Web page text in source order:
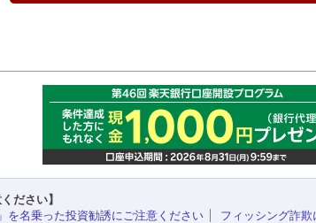
ださい】
を名乗った投資勧誘にご注意ください
フィッシング詐